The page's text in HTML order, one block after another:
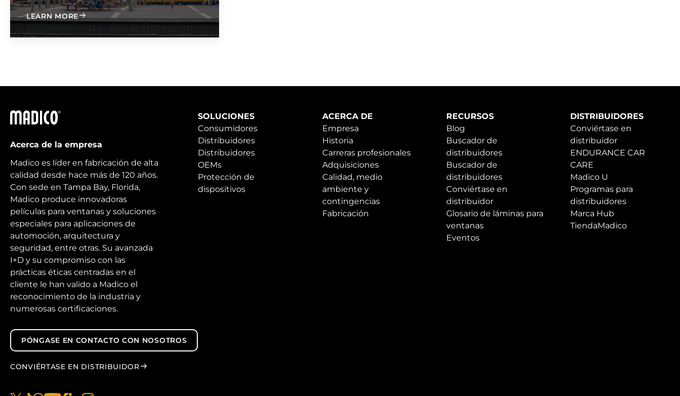
LEARN MOREABOUT GRAFFITI FREE IR
Madico
Acerca de la empresa
Madico es líder en fabricación de alta
calidad desde hace más de 120 años.
Con sede en Tampa Bay, Florida,
Madico produce innovadoras
películas para ventanas y soluciones
especiales para aplicaciones de
automoción, arquitectura y
seguridad, entre otras. Su avanzada
I+D y su compromiso con las
prácticas éticas centradas en el
cliente le han valido a Madico el
reconocimiento de la industria y
numerosas certificaciones.
PÓNGASE EN CONTACTO CON NOSOTROS
CONVIÉRTASE EN DISTRIBUIDOR
SOLUCIONES
Consumidores
Distribuidores
Distribuidores
OEMs
Protección de
dispositivos
ACERCA DE
Empresa
Historia
Carreras profesionales
Adquisiciones
Calidad, medio
ambiente y
contingencias
Fabricación
RECURSOS
Blog
Buscador de
distribuidores
Buscador de
distribuidores
Conviértase en
distribuidor
Glosario de láminas para
ventanas
Eventos
DISTRIBUIDORES
Conviértase en
distribuidor
ENDURANCE CAR
CARE
Madico U
Programas para
distribuidores
Marca Hub
TiendaMadico